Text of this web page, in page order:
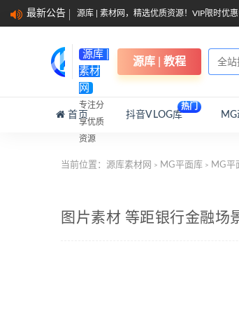
最新公告 源库 | 素材网，精选优质资源！VIP限时优惠
源库 |
素材
网
专注分
享优质
资源
源库 | 教程
首页 抖音VLOG库
热门
当前位置： 源库素材网 > MG平面库 > MG平
图片素材 等距银行金融场